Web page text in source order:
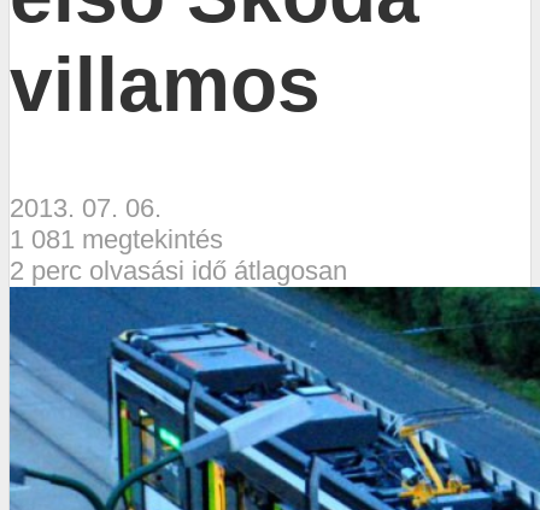
villamos
2013. 07. 06.
1 081 megtekintés
2 perc olvasási idő átlagosan